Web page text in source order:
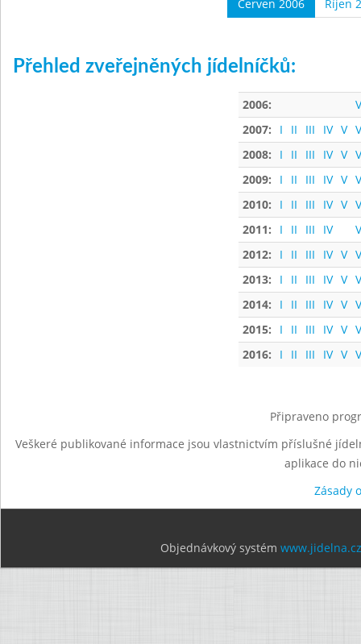
Červen 2006 Říjen
Přehled zveřejněných jídelníčků:
2006:
2007:
I II III IV V
2008:
I II III IV V
2009:
I II III IV V
2010:
I II III IV V
2011:
I II III IV
2012:
I II III IV V
2013:
I II III IV V
2014:
I II III IV V
2015:
I II III IV V
2016:
I II III IV V
Připraveno
Veškeré publikované informace jsou vlastnictvím příslušné
aplikace do
Zásady
Objednávkový systém www.jidelna.cz